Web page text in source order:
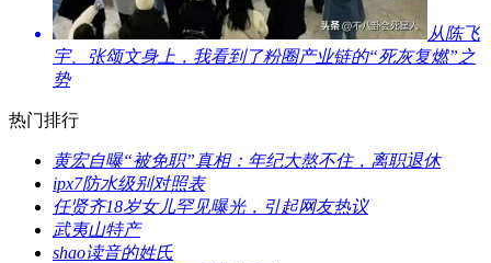
​从陈飞
宇、张颂文身上，我看到了粉圈产业链的“死灰复燃”之
势
热门排行
​黄宏自曝“被免职”真相：年纪大熬不住，离职退休
​ipx7防水级别对照表
​任贤齐18岁女儿罕见曝光，引起网友热议
​武夷山特产
​shao读音的姓氏